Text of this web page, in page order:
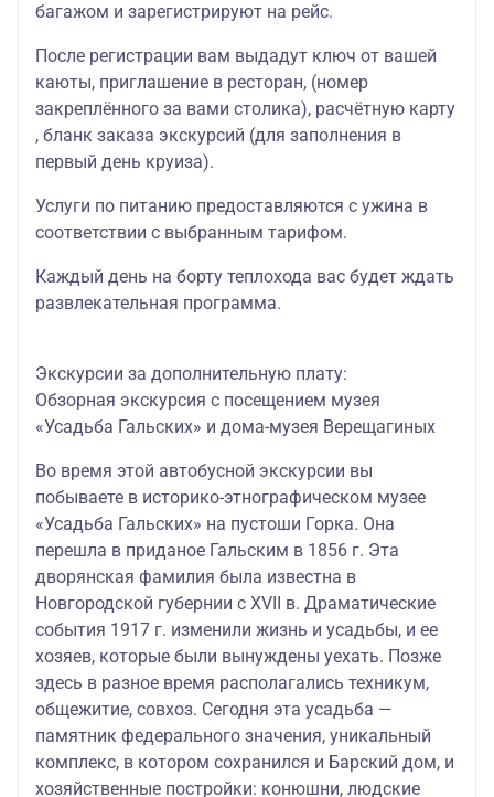
багажом и зарегистрируют на рейс.
После регистрации вам выдадут ключ от вашей
каюты, приглашение в ресторан, (номер
закреплённого за вами столика), расчётную карту
, бланк заказа экскурсий (для заполнения в
первый день круиза).
Услуги по питанию предоставляются с ужина в
соответствии с выбранным тарифом.
Каждый день на борту теплохода вас будет ждать
развлекательная программа.
Экскурсии за дополнительную плату:
Обзорная экскурсия с посещением музея
«Усадьба Гальских» и дома-музея Верещагиных
Во время этой автобусной экскурсии вы
побываете в историко-этнографическом музее
«Усадьба Гальских» на пустоши Горка. Она
перешла в приданое Гальским в 1856 г. Эта
дворянская фамилия была известна в
Новгородской губернии с XVII в. Драматические
события 1917 г. изменили жизнь и усадьбы, и ее
хозяев, которые были вынуждены уехать. Позже
здесь в разное время располагались техникум,
общежитие, совхоз. Сегодня эта усадьба —
памятник федерального значения, уникальный
комплекс, в котором сохранился и Барский дом, и
хозяйственные постройки: конюшни, людские